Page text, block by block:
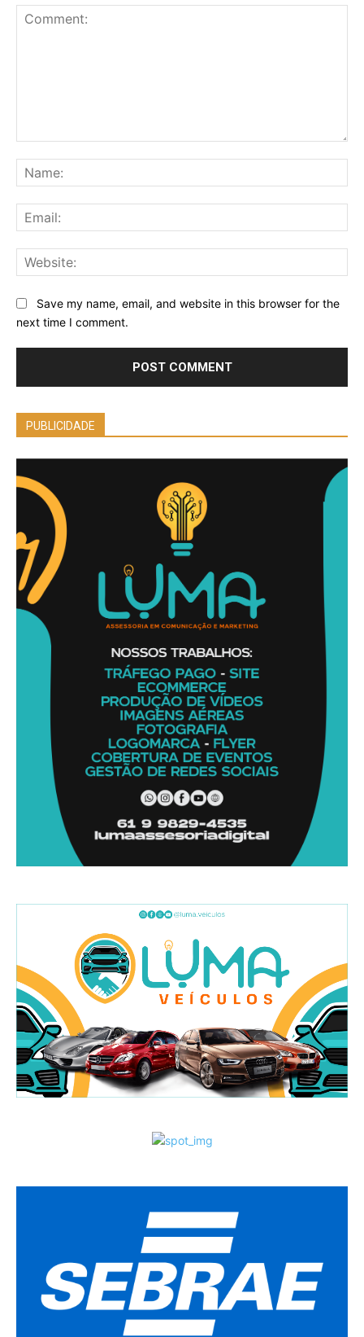
Save my name, email, and website in this browser for the
next time I comment.
PUBLICIDADE